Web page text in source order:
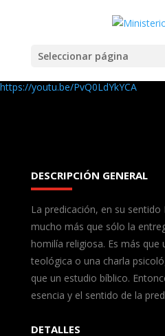
Seleccionar página
https://youtu.be/PvQ0LdYkYCA
DESCRIPCIÓN GENERAL
La predicación, en su
mucho más que sólo la
homilía religiosa. Es más que
teológica o una charla
que un estudio bíblico.
esencia y el sentido de la
DETALLES